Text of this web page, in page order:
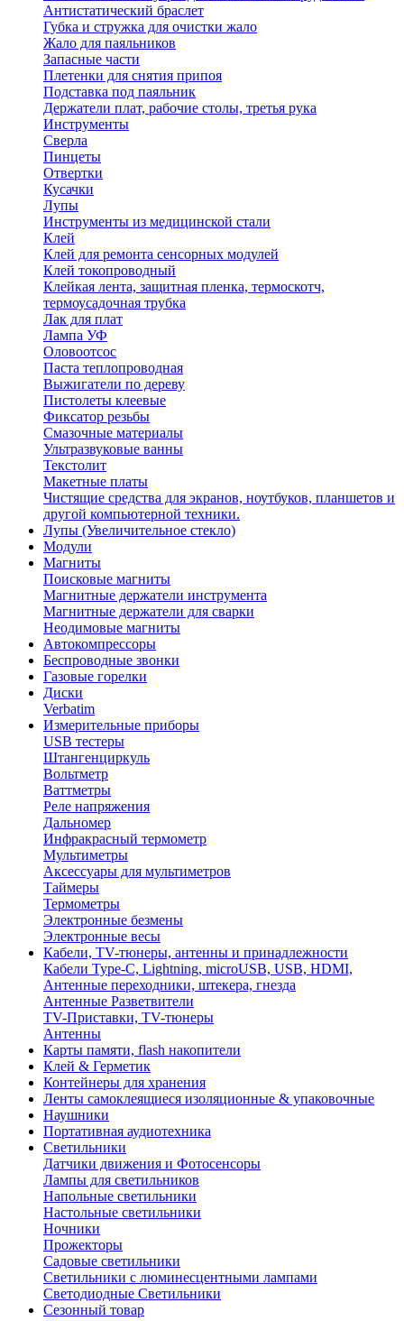
Антистатический браслет
Губка и стружка для очистки жало
Жало для паяльников
Запасные части
Плетенки для снятия припоя
Подставка под паяльник
Держатели плат, рабочие столы, третья рука
Инструменты
Сверла
Пинцеты
Отвертки
Кусачки
Лупы
Инструменты из медицинской стали
Клей
Клей для ремонта сенсорных модулей
Клей токопроводный
Клейкая лента, защитная пленка, термоскотч,
термоусадочная трубка
Лак для плат
Лампа УФ
Оловоотсос
Паста теплопроводная
Выжигатели по дереву
Пистолеты клеевые
Фиксатор резьбы
Смазочные материалы
Ультразвуковые ванны
Текстолит
Макетные платы
Чистящие средства для экранов, ноутбуков, планшетов и
другой компьютерной техники.
Лупы (Увеличительное стекло)
Модули
Магниты
Поисковые магниты
Магнитные держатели инструмента
Магнитные держатели для сварки
Неодимовые магниты
Автокомпрессоры
Беспроводные звонки
Газовые горелки
Диски
Verbatim
Измерительные приборы
USB тестеры
Штангенциркуль
Вольтметр
Ваттметры
Реле напряжения
Дальномер
Инфракрасный термометр
Мультиметры
Аксессуары для мультиметров
Таймеры
Термометры
Электронные безмены
Электронные весы
Кабели, TV-тюнеры, антенны и принадлежности
Кабели Type-C, Lightning, microUSB, USB, HDMI,
Антенные переходники, штекера, гнезда
Антенные Разветвители
TV-Приставки, TV-тюнеры
Антенны
Карты памяти, flash накопители
Клей & Герметик
Контейнеры для хранения
Ленты самоклеящиеся изоляционные & упаковочные
Наушники
Портативная аудиотехника
Светильники
Датчики движения и Фотосенсоры
Лампы для светильников
Напольные светильники
Настольные светильники
Ночники
Прожекторы
Садовые светильники
Светильники с люминесцентными лампами
Светодиодные Светильники
Сезонный товар